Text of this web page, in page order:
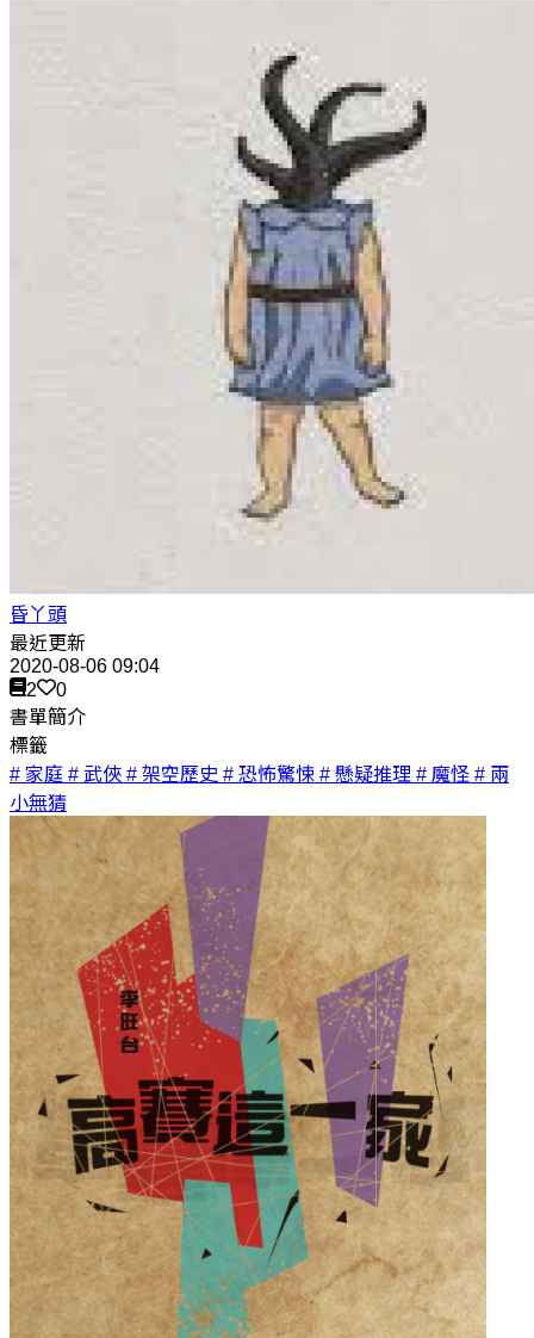
昏丫頭
最近更新
2020-08-06 09:04
2
0
書單簡介
標籤
# 家庭 # 武俠 # 架空歷史 # 恐怖驚悚 # 懸疑推理 # 魔怪 # 兩
小無猜